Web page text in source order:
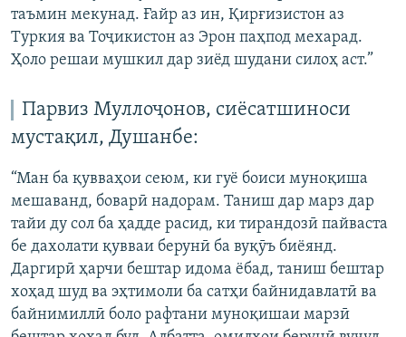
таъмин мекунад. Ғайр аз ин, Қирғизистон аз
Туркия ва Тоҷикистон аз Эрон паҳпод мехарад.
Ҳоло решаи мушкил дар зиёд шудани силоҳ аст.”
Парвиз Муллоҷонов, сиёсатшиноси
мустақил, Душанбе:
“Ман ба қувваҳои сеюм, ки гуё боиси муноқиша
мешаванд, боварӣ надорам. Таниш дар марз дар
тайи ду сол ба ҳадде расид, ки тирандозӣ пайваста
бе дахолати қувваи берунӣ ба вуқӯъ биёянд.
Даргирӣ ҳарчи бештар идома ёбад, таниш бештар
хоҳад шуд ва эҳтимоли ба сатҳи байнидавлатӣ ва
байнимиллӣ боло рафтани муноқишаи марзӣ